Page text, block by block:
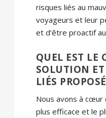
risques liés au
voyageurs et leur
et d’être proactif
QUEL EST LE
SOLUTION ET
LIÉS
Nous avons à
plus efficace et le